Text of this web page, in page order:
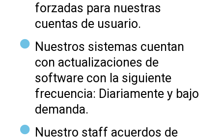
forzadas para nuestras
cuentas de usuario.
Nuestros sistemas cuentan
con actualizaciones de
software con la siguiente
frecuencia: Diariamente y bajo
demanda.
Nuestro staff acuerdos de